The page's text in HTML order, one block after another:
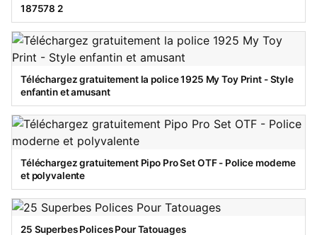
187578 2
Téléchargez gratuitement la police 1925 My Toy Print - Style
enfantin et amusant
Téléchargez gratuitement Pipo Pro Set OTF - Police moderne
et polyvalente
25 Superbes Polices Pour Tatouages